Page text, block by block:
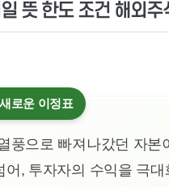
뜻 한도 조건 해외주
로운 이정표
풍으로 빠져나갔던 자
어, 투자자의 수익을 극